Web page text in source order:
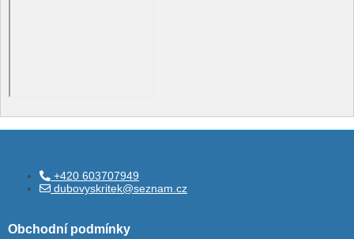
+420 603707949
dubovyskritek@seznam.cz
Obchodní podmínky